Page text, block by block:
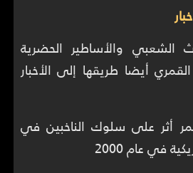
الشعبي والأساطير الحضرية
أيضا طريقها إلى الأخبار
أثر على سلوك الناخبين في
في عام 2000